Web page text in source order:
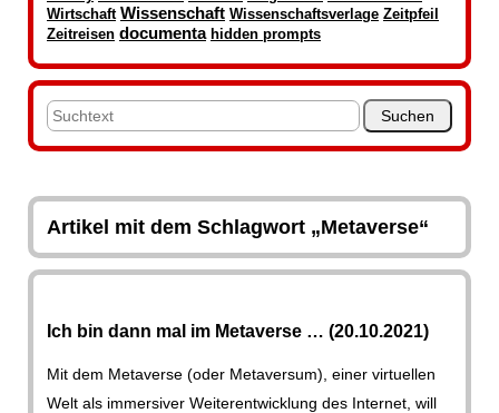
Wirtschaft Wissenschaft Wissenschaftsverlage Zeitpfeil
Zeitreisen documenta hidden prompts
Artikel mit dem Schlagwort „Metaverse“
Ich bin dann mal im Metaverse … (20.10.2021)
Mit dem Metaverse (oder Metaversum), einer virtuellen
Welt als immersiver Weiterentwicklung des Internet, will